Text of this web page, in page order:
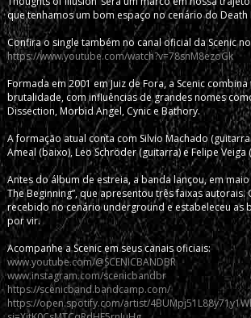
que tenhamos um bom espaço no cenário do Death
Confira o single também no canal oficial da Scenic
https://www.youtube.com/watch?v=78snM8ezoGk
Formada em 2001 em Juiz de Fora, a Scenic
brutalidade, com influências de grandes nomes
Dissection, Morbid Angel, Cynic e Bathory.
A formação atual conta com Silvio Machado
Ameal (baixo), Leo Schröder (guitarra) e Felipe Veiga
Antes do álbum de estreia, a banda lançou, em maio
The Beginning”, que apresentou três faixas
recebido no cenário underground e estabeleceu as
por vir.
Acompanhe a Scenic em seus canais oficiais:
www.youtube.com/@SCENICBANDBR
www.instagram.com/scenicbandbr
https://scenicband.bandcamp.com/
https://open.spotify.com/artist/